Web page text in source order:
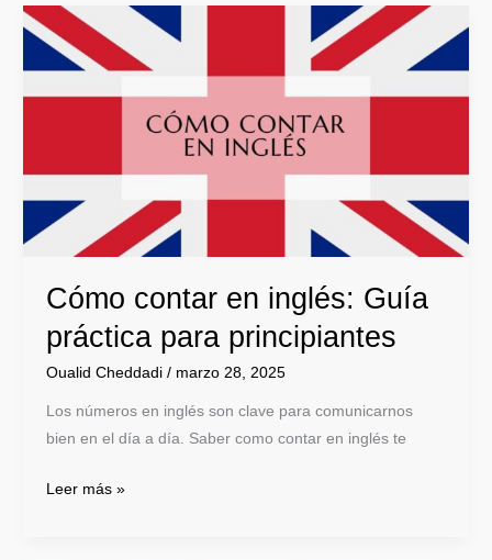
Cómo contar en inglés: Guía
práctica para principiantes
Oualid Cheddadi / marzo 28, 2025
Los números en inglés son clave para comunicarnos
bien en el día a día. Saber como contar en inglés te
Cómo
contar
en
inglés:
principiantes
Leer más »